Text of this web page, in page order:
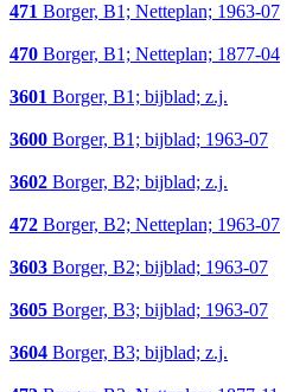
471 Borger, B1; Netteplan; 1963-07
470 Borger, B1; Netteplan; 1877-04
3601 Borger, B1; bijblad; z.j.
3600 Borger, B1; bijblad; 1963-07
3602 Borger, B2; bijblad; z.j.
472 Borger, B2; Netteplan; 1963-07
3603 Borger, B2; bijblad; 1963-07
3605 Borger, B3; bijblad; 1963-07
3604 Borger, B3; bijblad; z.j.